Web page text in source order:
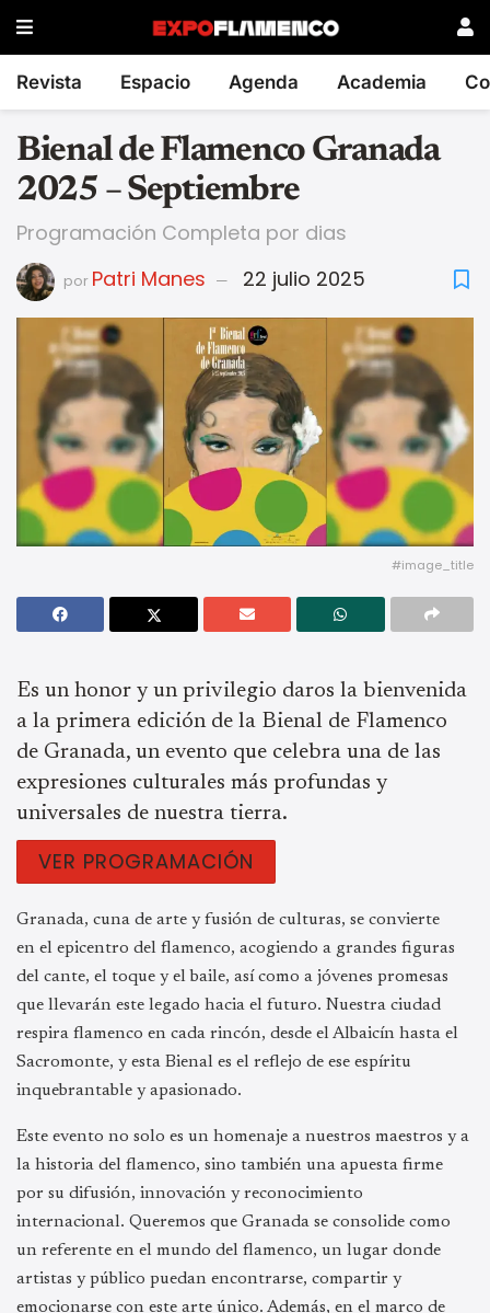
Revista Espacio Agenda Academia
Bienal de Flamenco Granada
2025 – Septiembre
Programación Completa por dias
por Patri Manes 22 julio 2025
#image_title
Es un honor y un privilegio daros la bienvenida
a la primera edición de la Bienal de Flamenco
de Granada, un evento que celebra una de las
expresiones culturales más profundas y
universales de nuestra tierra.
VER PROGRAMACIÓN
Granada, cuna de arte y fusión de culturas, se convierte
en el epicentro del flamenco, acogiendo a grandes figuras
del cante, el toque y el baile, así como a jóvenes promesas
que llevarán este legado hacia el futuro. Nuestra ciudad
respira flamenco en cada rincón, desde el Albaicín hasta el
Sacromonte, y esta Bienal es el reflejo de ese espíritu
inquebrantable y apasionado.
Este evento no solo es un homenaje a nuestros maestros y a
la historia del flamenco, sino también una apuesta firme
por su difusión, innovación y reconocimiento
internacional. Queremos que Granada se consolide como
un referente en el mundo del flamenco, un lugar donde
artistas y público puedan encontrarse, compartir y
emocionarse con este arte único. Además, en el marco de